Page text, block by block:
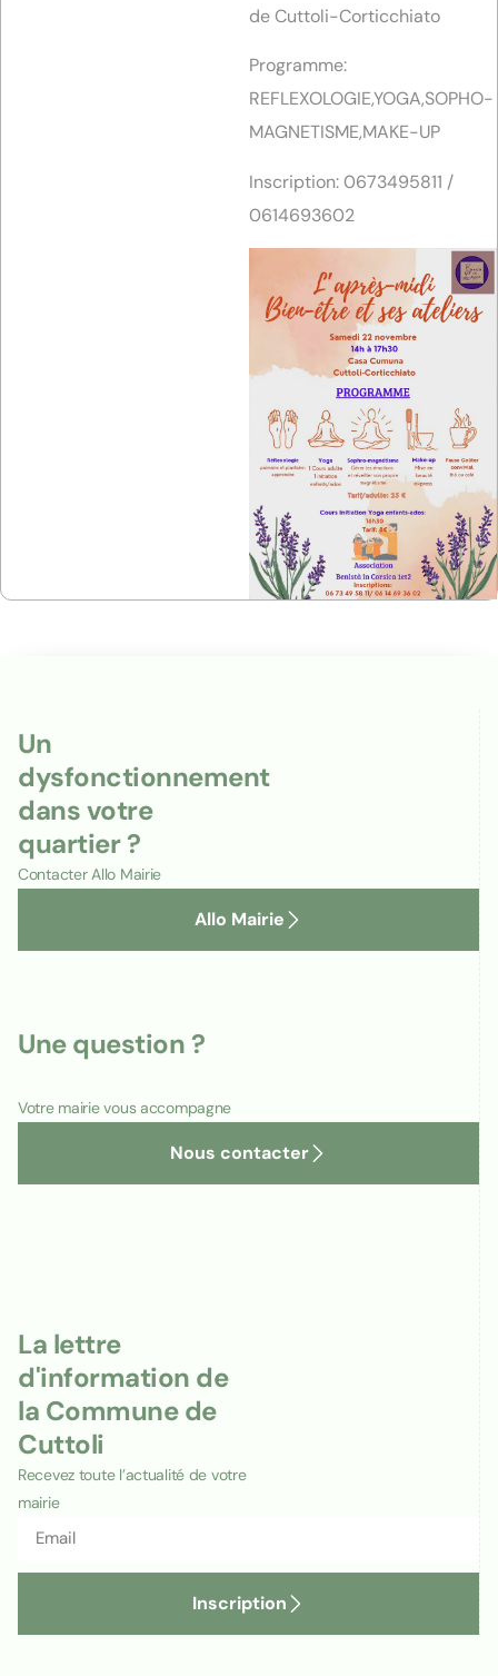
de Cuttoli-Corticchiato
Programme:
REFLEXOLOGIE,YOGA,SOPHO-
MAGNETISME,MAKE-UP
Inscription: 0673495811 /
0614693602
Un
dysfonctionnement
dans votre
quartier ?
Contacter Allo Mairie
Allo Mairie
Une question ?
Votre mairie vous accompagne
Nous contacter
La lettre
d'information de
la Commune de
Cuttoli
Recevez toute l’actualité de votre
mairie
Inscription